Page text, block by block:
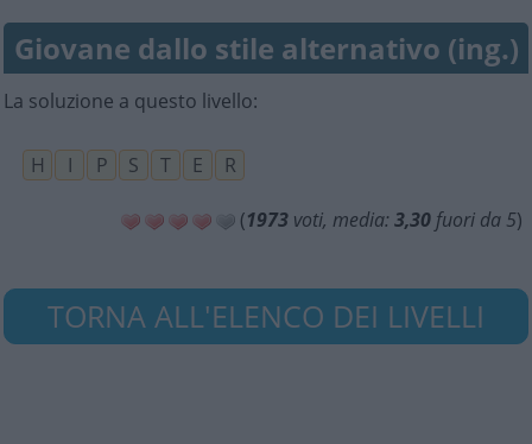
Giovane dallo stile alternativo (ing.)
La soluzione a questo livello:
H I P S T E R
(1973 voti, media: 3,30 fuori da 5)
TORNA ALL'ELENCO DEI LIVELLI